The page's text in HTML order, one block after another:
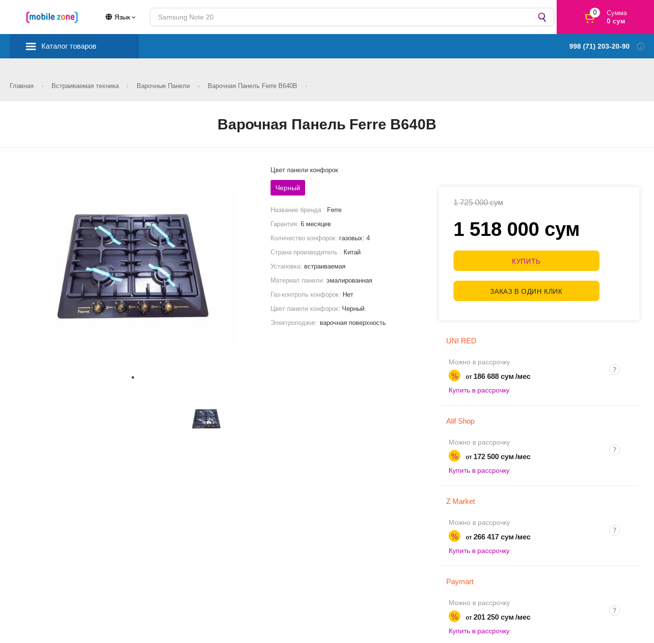
Язык
0
Сумма
0 сум
Каталог товаров 998 (71) 203-20-90
Главная Встраиваемая техника Варочные Панели Варочная Панель Ferre B640B
Варочная Панель Ferre B640B
1 725 000 сум
1 518 000 сум
КУПИТЬ
ЗАКАЗ В ОДИН КЛИК
UNI RED
Можно в рассрочку
% от 186 688 сум /мес
Купить в рассрочку
Alif Shop
Можно в рассрочку
% от 172 500 сум /мес
Купить в рассрочку
Z Market
Можно в рассрочку
% от 266 417 сум /мес
Купить в рассрочку
Paymart
Можно в рассрочку
% от 201 250 сум /мес
Купить в рассрочку
Цвет панели конфорок
Черный
Название бренда : Ferre
Гарантия:6 месяцев
Количество конфорок: газовых: 4
Страна производитель : Китай
Установка: встраиваемая
Материал панели:эмалированная
Газ-контроль конфорок: Нет
Цвет панели конфорок: Черный
Электроподжиг: варочная поверхность